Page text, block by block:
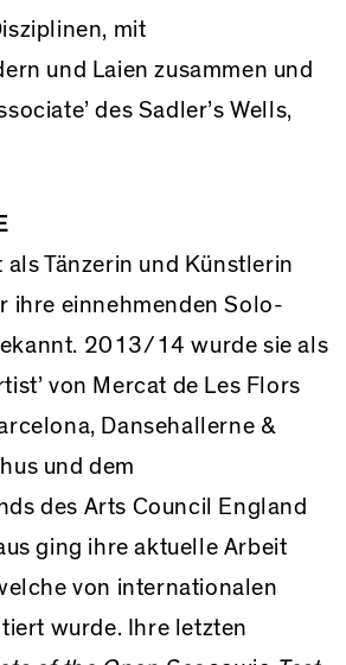
mit
und Laien zusammen und
des Sadler’s Wells,
als Tänzerin und Künstlerin
ihre einnehmenden Solo-
2013/14 wurde sie als
von Mercat de Les Flors
Dansehallerne &
und dem
des Arts Council England
ging ihre aktuelle Arbeit
von internationalen
wurde. Ihre letzten